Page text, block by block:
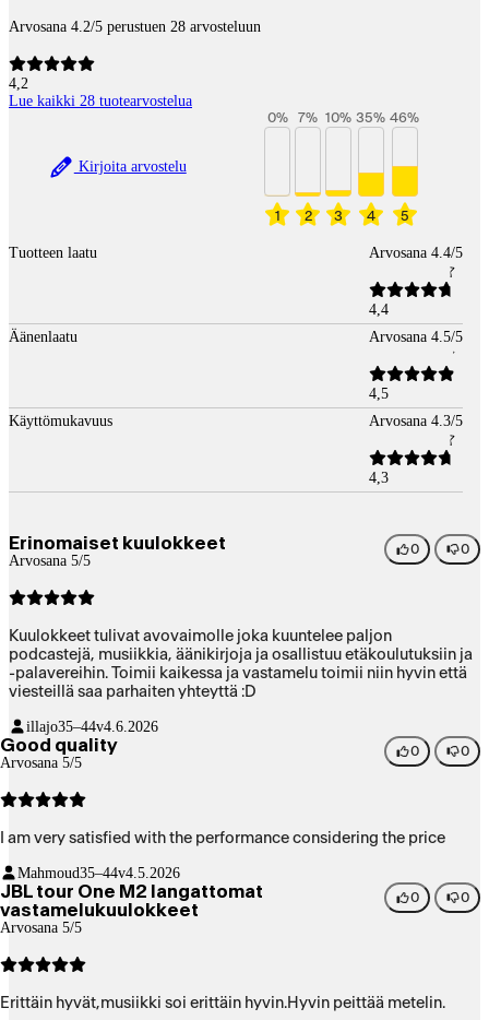
Arvosana 4.2/5 perustuen 28 arvosteluun
4,2
Lue kaikki 28 tuotearvostelua
Kirjoita arvostelu
1
0%
2
7%
3
10%
4
35%
5
46%
Tuotteen laatu Arvosana 4.4/5
4,4
Äänenlaatu
Arvosana 4.5/5
4,5
Käyttömukavuus
Arvosana 4.3/5
4,3
Erinomaiset kuulokkeet
Arvosana 5/5
0 0
Kuulokkeet tulivat avovaimolle joka kuuntelee paljon
podcastejä, musiikkia, äänikirjoja ja osallistuu etäkoulutuksiin ja
-palavereihin. Toimii kaikessa ja vastamelu toimii niin hyvin että
viesteillä saa parhaiten yhteyttä :D
illajo35–44v4.6.2026
Good quality
Arvosana 5/5
0 0
I am very satisfied with the performance considering the price
Mahmoud35–44v4.5.2026
JBL tour One M2 langattomat
vastamelukuulokkeet
Arvosana 5/5
0 0
Erittäin hyvät,musiikki soi erittäin hyvin.Hyvin peittää metelin.